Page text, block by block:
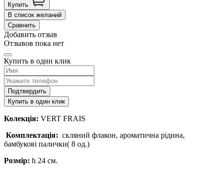
Купить
В список желаний
Сравнить
Добавить отзыв
Отзывов пока нет
Купить в один клик
Подтвердить
Купить в один клик
Колекція: VERT FRAIS
Комплектація: скляний флакон, ароматична рідина,
бамбукові палички( 8 од.)
Розмір: h 24 см.